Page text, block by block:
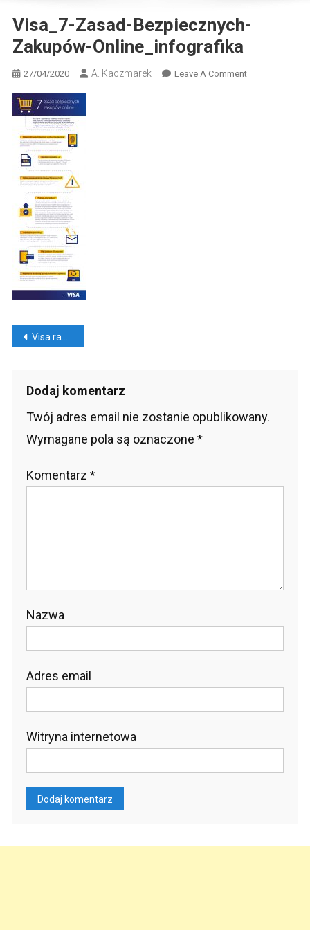
Visa_7-Zasad-Bezpiecznych-
Zakupów-Online_infografika
27/04/2020 A. Kaczmarek Leave A CommentOn
Nawigacja
Visa radzi jak bezpiecznie kupować w internecie [INFOGRAFIKA]
Dodaj komentarz
Twój adres email nie zostanie opublikowany.
Wymagane pola są oznaczone *
Komentarz *
Nazwa
Adres email
Witryna internetowa